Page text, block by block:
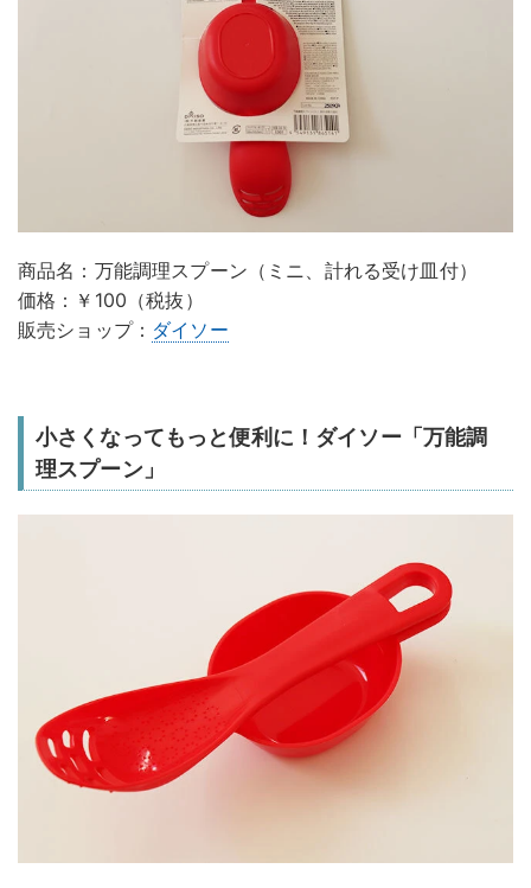
商品名：万能調理スプーン（ミニ、計れる受け皿付）
価格：￥100（税抜）
販売ショップ： ダイソー
小さくなってもっと便利に！ダイソー「万能調
理スプーン」